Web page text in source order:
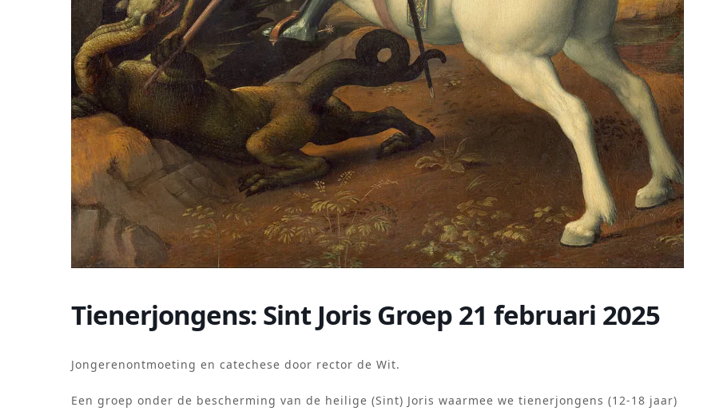
Tienerjongens: Sint Joris Groep 21 februari 2025
Jongerenontmoeting en catechese door rector de Wit.
Een groep onder de bescherming van de heilige (Sint) Joris waarmee we tienerjongens (12-18 jaar)